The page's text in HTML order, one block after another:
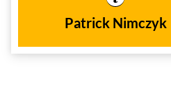
Patrick Nimczyk
Tätig im
Innen- und
Außendienst